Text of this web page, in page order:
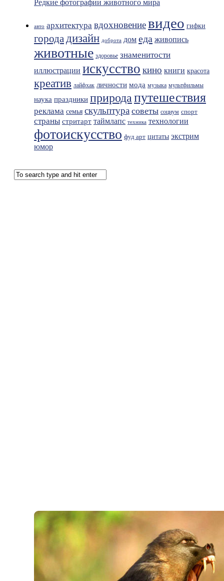
Редкие фотографии животного мира
авто архитектура вдохновениевидео гифки
городадизайн доброта дом еда живопись
животные здоровье знаменитости
иллюстрации искусство кино книги красота
креатив лайфхак личности мода музыка мультфильмы
наука праздники природапутешествия
реклама семья скульптура советы социум спорт
страны стритарт таймлапс техника технологии
фотоискусство фуд арт цитаты экстрим
юмор